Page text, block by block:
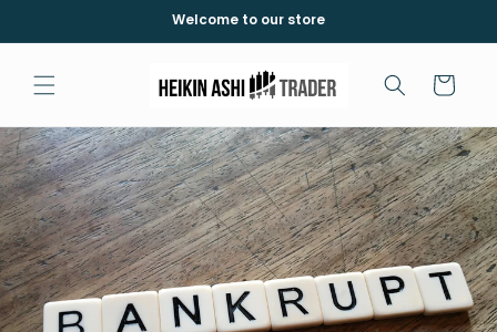
進む
Welcome to our store
ー